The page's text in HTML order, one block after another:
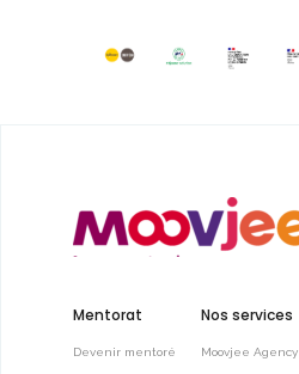
Mentorat
Devenir mentoré
Nos services
Moovjee Agency